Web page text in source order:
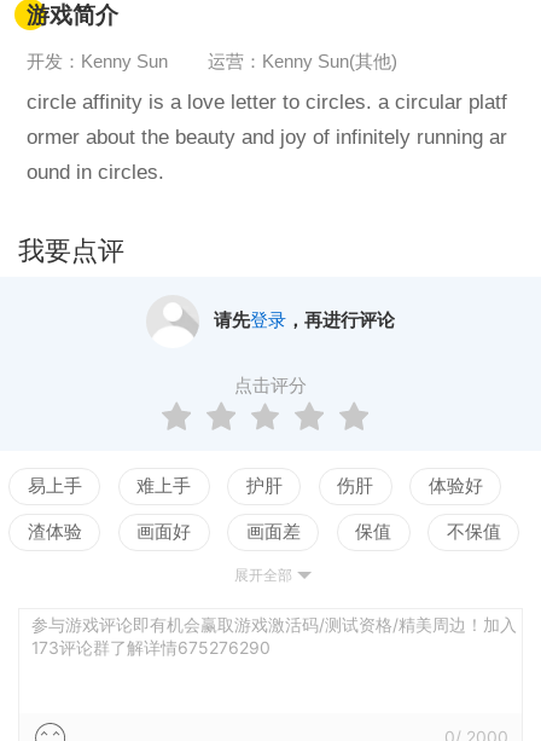
游戏简介
开发：Kenny Sun 运营：Kenny Sun(其他)
circle affinity is a love letter to circles. a circular platf
ormer about the beauty and joy of infinitely running ar
ound in circles.
我要点评
请先登录，再进行评论
点击评分
易上手 难上手 护肝 伤肝 体验好
渣体验 画面好 画面差 保值 不保值
测试
强社交 弱社交
展开全部
参与游戏评论即有机会赢取游戏激活码/测试资格/精美周边！加入
173评论群了解详情675276290
0/ 2000